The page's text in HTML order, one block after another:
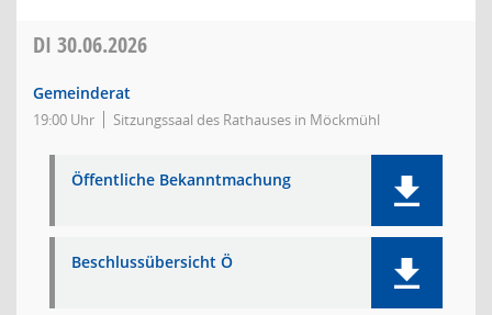
DI 30.06.2026
Gemeinderat
19:00 Uhr Sitzungssaal des Rathauses in Möckmühl
Öffentliche Bekanntmachung
Beschlussübersicht Ö